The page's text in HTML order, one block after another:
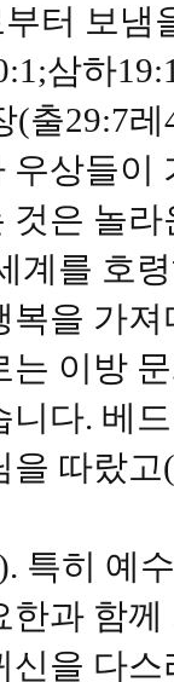
터 보냄
삼하
(출29:7
우상들이
것은 놀
계를 호
복을 가
는 이방
니다. 베
을 따랐
특히 예
한과 함
신을 다